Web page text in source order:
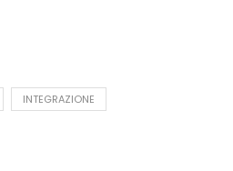
INTEGRAZIONE